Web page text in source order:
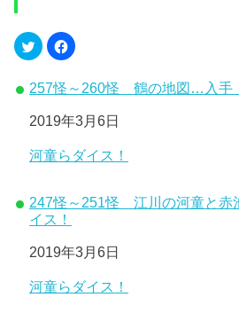
257怪～260怪 鶴の地図…入手
日付
2019年3月6日
関連理由
河童らダイス！
247怪～251怪 江川の河童と
イス！
日付
2019年3月6日
関連理由
河童らダイス！